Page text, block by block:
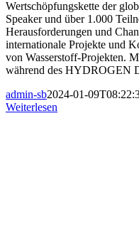
Wertschöpfungskette der
Speaker und über 1.000
Herausforderungen und
internationale Projekte und
von Wasserstoff-Projekten.
während des HYDROGEN
admin-sb2024-01-
Weiterlesen